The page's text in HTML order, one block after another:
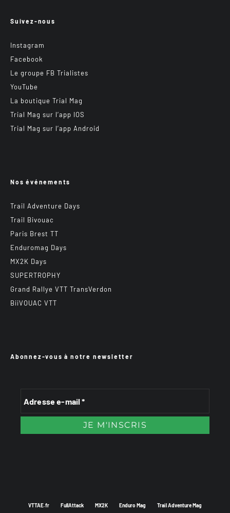
Suivez-nous
Instagram
Facebook
Le groupe FB Trialistes
YouTube
La boutique Trial Mag
Trial Mag sur l’app IOS
Trial Mag sur l’app Android
Nos événements
Trail Adventure Days
Trail Bivouac
Paris Brest TT
Enduromag Days
MX2K Days
SUPERTROPHY
Grand Rallye VTT TransVerdon
BiiVOUAC VTT
Abonnez-vous à notre newsletter
VTTAE.fr FullAttack MX2K Enduro Mag Trail Adventure Mag